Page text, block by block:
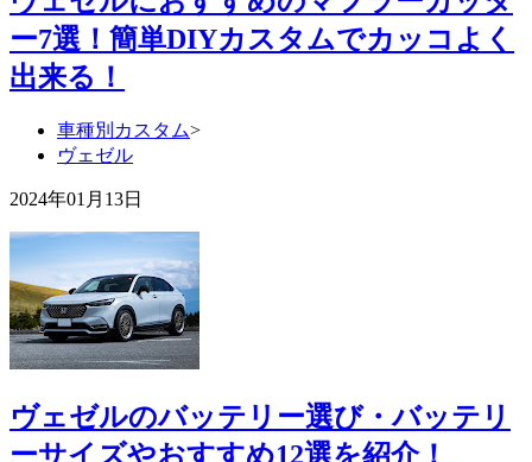
ー7選！簡単DIYカスタムでカッコよく
出来る！
車種別カスタム>
ヴェゼル
2024年01月13日
ヴェゼルのバッテリー選び・バッテリ
ーサイズやおすすめ12選を紹介！